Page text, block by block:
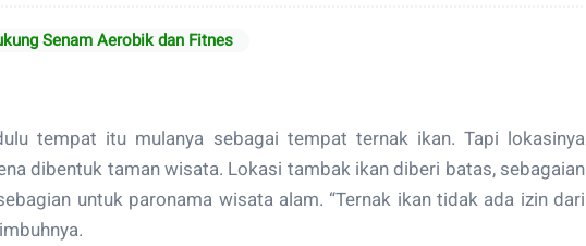
Senam Aerobik dan Fitnes
tempat itu mulanya sebagai tempat ternak ikan. Tapi lokasinya
dibentuk taman wisata. Lokasi tambak ikan diberi batas, sebagaian
untuk paronama wisata alam. “Ternak ikan tidak ada izin dari